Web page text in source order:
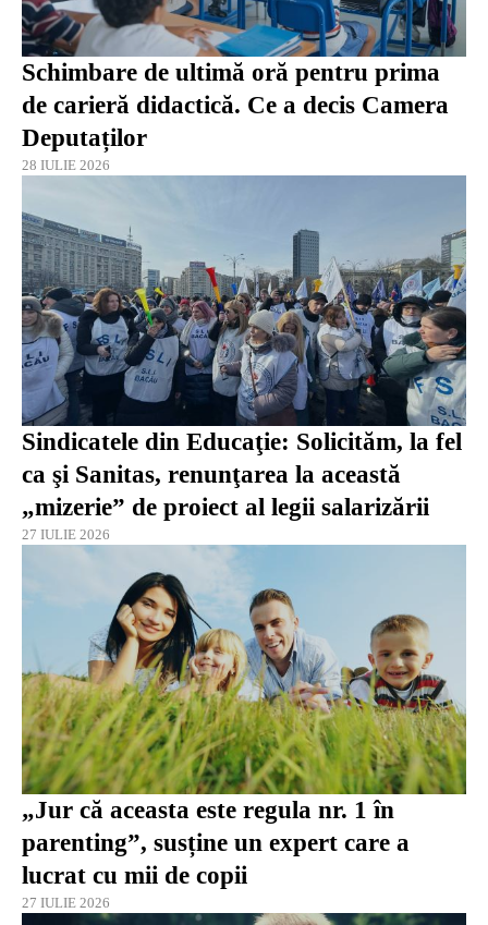
Schimbare de ultimă oră pentru prima
de carieră didactică. Ce a decis Camera
Deputaților
28 IULIE 2026
Sindicatele din Educaţie: Solicităm, la fel
ca şi Sanitas, renunţarea la această
„mizerie” de proiect al legii salarizării
27 IULIE 2026
„Jur că aceasta este regula nr. 1 în
parenting”, susține un expert care a
lucrat cu mii de copii
27 IULIE 2026